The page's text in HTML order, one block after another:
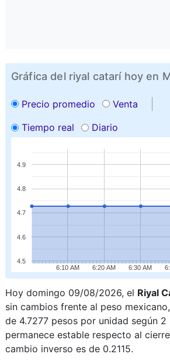
Gráfica del riyal catarí hoy en
Precio promedio Venta
Tiempo real Diario
6:10 AM 6:20 AM 6:30 AM
4.5
4.6
4.7
4.8
4.9
Hoy domingo 09/08/2026, el Riyal
sin cambios frente al peso
de 4.7277 pesos por unidad según 2
permanece estable respecto al
cambio inverso es de 0.2115.